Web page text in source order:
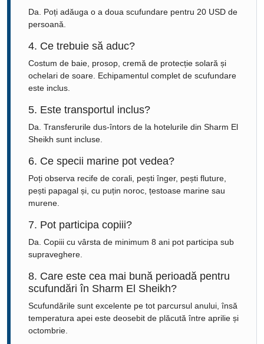
Da. Poți adăuga o a doua scufundare pentru 20 USD de
persoană.
4. Ce trebuie să aduc?
Costum de baie, prosop, cremă de protecție solară și
ochelari de soare. Echipamentul complet de scufundare
este inclus.
5. Este transportul inclus?
Da. Transferurile dus-întors de la hotelurile din Sharm El
Sheikh sunt incluse.
6. Ce specii marine pot vedea?
Poți observa recife de corali, pești înger, pești fluture,
pești papagal și, cu puțin noroc, țestoase marine sau
murene.
7. Pot participa copiii?
Da. Copiii cu vârsta de minimum 8 ani pot participa sub
supraveghere.
8. Care este cea mai bună perioadă pentru
scufundări în Sharm El Sheikh?
Scufundările sunt excelente pe tot parcursul anului, însă
temperatura apei este deosebit de plăcută între aprilie și
octombrie.